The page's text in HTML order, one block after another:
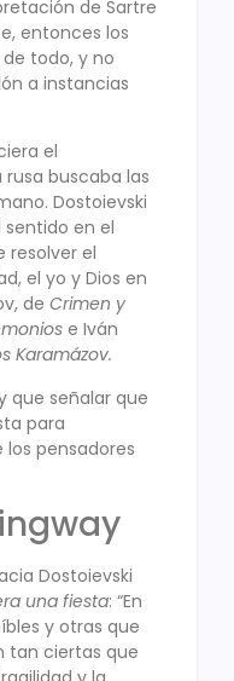
de Sartre
entonces los
todo, y no
a instancias
el
buscaba las
Dostoievski
en el
resolver el
el yo y Dios en
de Crimen y
e Iván
Karamázov.
que señalar que
para
los pensadores
Dostoievski
una fiesta: “En
y otras que
tan ciertas que